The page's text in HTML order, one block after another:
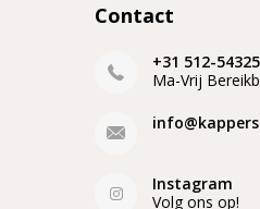
Contact
+31 512-
Ma-Vrij
Instagram
Volg ons op!